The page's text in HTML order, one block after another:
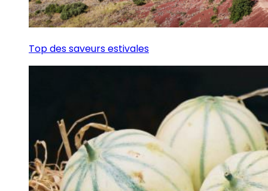
Top des saveurs estivales